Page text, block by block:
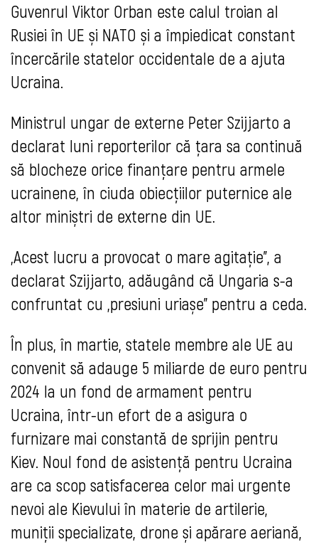
Guvenrul Viktor Orban este calul troian al
Rusiei în UE și NATO și a împiedicat constant
încercările statelor occidentale de a ajuta
Ucraina.
Ministrul ungar de externe Peter Szijjarto a
declarat luni reporterilor că țara sa continuă
să blocheze orice finanțare pentru armele
ucrainene, în ciuda obiecțiilor puternice ale
altor miniștri de externe din UE.
„Acest lucru a provocat o mare agitație”, a
declarat Szijjarto, adăugând că Ungaria s-a
confruntat cu „presiuni uriașe” pentru a ceda.
În plus, în martie, statele membre ale UE au
convenit să adauge 5 miliarde de euro pentru
2024 la un fond de armament pentru
Ucraina, într-un efort de a asigura o
furnizare mai constantă de sprijin pentru
Kiev. Noul fond de asistență pentru Ucraina
are ca scop satisfacerea celor mai urgente
nevoi ale Kievului în materie de artilerie,
muniții specializate, drone și apărare aeriană,